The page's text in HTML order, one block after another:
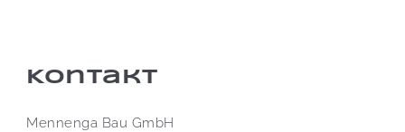
Kontakt
Mennenga Bau GmbH